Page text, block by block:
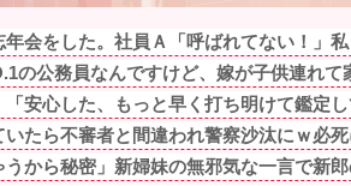
会をした。社員Ａ「呼ばれてない！」
の公務員なんですけど、嫁が子供連れて
安心した、もっと早く打ち明けて鑑定
たら不審者と間違われ警察沙汰にｗ必
うから秘密」新婦妹の無邪気な一言で新